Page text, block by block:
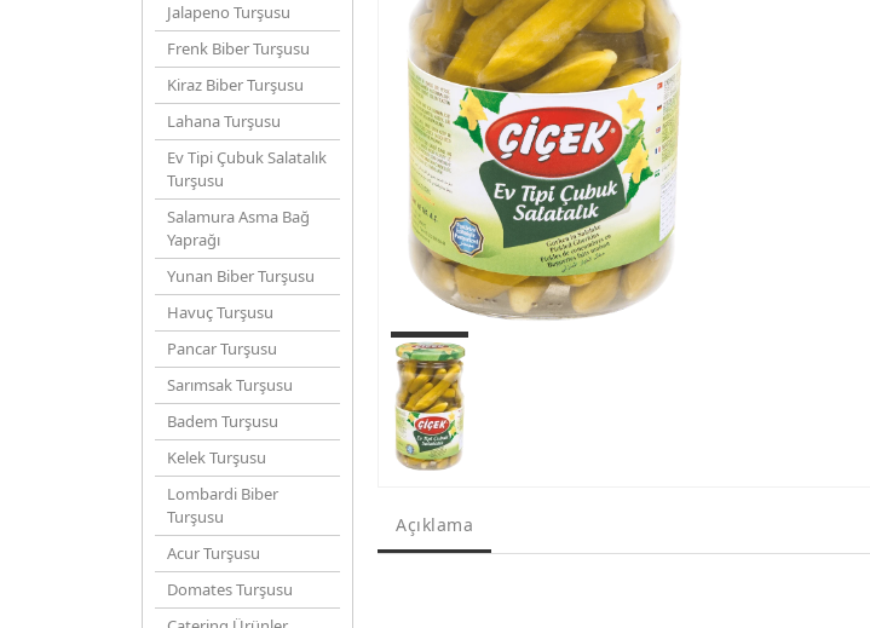
Jalapeno Turşusu
Frenk Biber Turşusu
Kiraz Biber Turşusu
Lahana Turşusu
Ev Tipi Çubuk Salatalık
Turşusu
Salamura Asma Bağ
Yaprağı
Yunan Biber Turşusu
Havuç Turşusu
Pancar Turşusu
Sarımsak Turşusu
Badem Turşusu
Kelek Turşusu
Lombardi Biber
Turşusu
Acur Turşusu
Domates Turşusu
Açıklama